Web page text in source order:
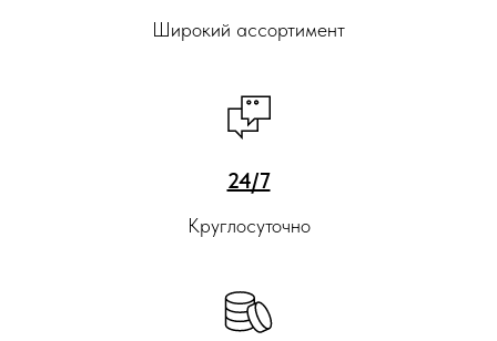
Широкий ассортимент
24/7
Круглосуточно